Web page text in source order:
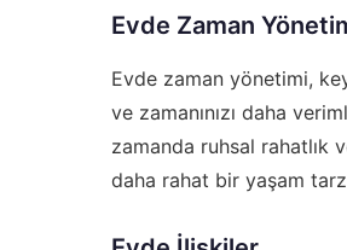
Evde Zaman
Evde zaman yönetimi,
ve zamanınızı daha
zamanda ruhsal rahatlık
daha rahat bir yaşam